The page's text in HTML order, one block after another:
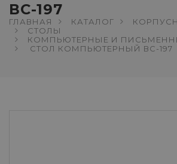
ВС-197
ГЛАВНАЯ КАТАЛОГ
СТОЛЫ
КОМПЬЮТЕРНЫЕ И
СТОЛ КОМПЬЮТЕРНЫЙ ВС-197